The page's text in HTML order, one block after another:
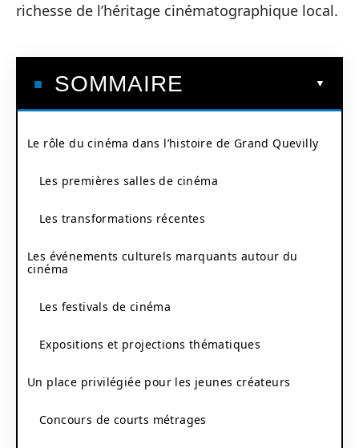
richesse de l’héritage cinématographique local.
SOMMAIRE
Le rôle du cinéma dans l’histoire de Grand Quevilly
Les premières salles de cinéma
Les transformations récentes
Les événements culturels marquants autour du
cinéma
Les festivals de cinéma
Expositions et projections thématiques
Un place privilégiée pour les jeunes créateurs
Concours de courts métrages